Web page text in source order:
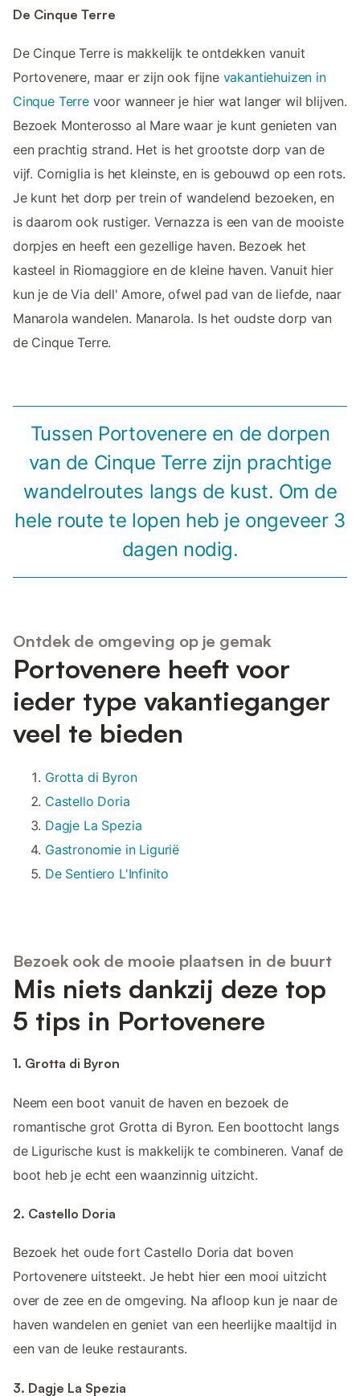
De Cinque Terre
De Cinque Terre is makkelijk te ontdekken vanuit
Portovenere, maar er zijn ook fijne vakantiehuizen in
Cinque Terrevoor wanneer je hier wat langer wil blijven.
Bezoek Monterosso al Mare waar je kunt genieten van
een prachtig strand. Het is het grootste dorp van de
vijf. Corniglia is het kleinste, en is gebouwd op een rots.
Je kunt het dorp per trein of wandelend bezoeken, en
is daarom ook rustiger. Vernazza is een van de mooiste
dorpjes en heeft een gezellige haven. Bezoek het
kasteel in Riomaggiore en de kleine haven. Vanuit hier
kun je de Via dell' Amore, ofwel pad van de liefde, naar
Manarola wandelen. Manarola. Is het oudste dorp van
de Cinque Terre.
Tussen Portovenere en de dorpen
van de Cinque Terre zijn prachtige
wandelroutes langs de kust. Om de
hele route te lopen heb je ongeveer 3
dagen nodig.
Ontdek de omgeving op je gemak
Portovenere heeft voor
ieder type vakantieganger
veel te bieden
Grotta di Byron
Castello Doria
Dagje La Spezia
Gastronomie in Ligurië
De Sentiero L'Infinito
Bezoek ook de mooie plaatsen in de buurt
Mis niets dankzij deze top
5 tips in Portovenere
1. Grotta di Byron
Neem een boot vanuit de haven en bezoek de
romantische grot Grotta di Byron. Een boottocht langs
de Ligurische kust is makkelijk te combineren. Vanaf de
boot heb je echt een waanzinnig uitzicht.
2. Castello Doria
Bezoek het oude fort Castello Doria dat boven
Portovenere uitsteekt. Je hebt hier een mooi uitzicht
over de zee en de omgeving. Na afloop kun je naar de
haven wandelen en geniet van een heerlijke maaltijd in
een van de leuke restaurants.
3. Dagje La Spezia